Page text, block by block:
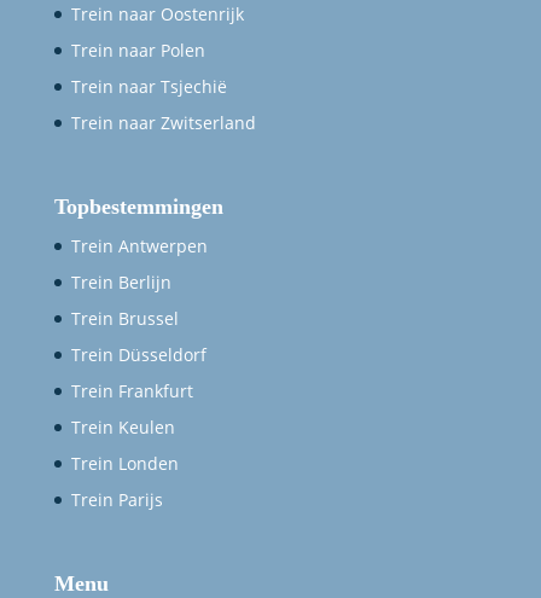
Trein naar Oostenrijk
Trein naar Polen
Trein naar Tsjechië
Trein naar Zwitserland
Topbestemmingen
Trein Antwerpen
Trein Berlijn
Trein Brussel
Trein Düsseldorf
Trein Frankfurt
Trein Keulen
Trein Londen
Trein Parijs
Menu